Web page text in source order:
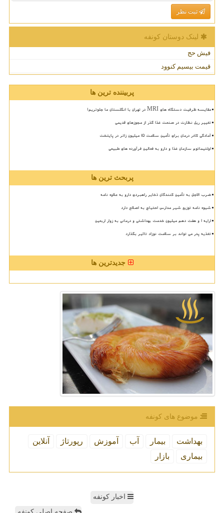
ثبت نظر
لینک دوستان كونفه
فیش حج
قیمت بیسیم کنوود
پربیننده ترین ها
مقایسه ظرفیت دستگاه های MRI در تهران با انگلستان ما جلوتریم!
تغییر ریل نظارت در صنعت غذا گذر از مجوزهای قدیمی
آمادگی کادر درمان برای تأمین سلامت 15 میلیون زائر در پایتخت
اولتیماتوم سازمان غذا و دارو به فعالین فرآورده های طبیعی
پربحث ترین ها
ضرب الاجل به تأمین کنندگان ذخایر راهبردی دارو به علاوه نامه
شیوه نامه توزیع شیر مدارس احتیاج به اصلاح دارد
ارایه ۱ و هفت دهم میلیون خدمت بهداشتی و درمانی به زوار اربعین
تغذیه پدر می تواند بر سلامت نوزاد تاثیر بگذارد
جدیدترین ها
موضوع های كونفه
بهداشت بیمار آب آموزش رپورتاژ
آنلاین
بیماری
بازار
اخبار کونفه